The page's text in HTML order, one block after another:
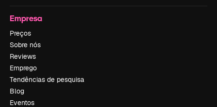
Empresa
Preços
Sobre nós
Reviews
Emprego
Tendências de pesquisa
Blog
Eventos